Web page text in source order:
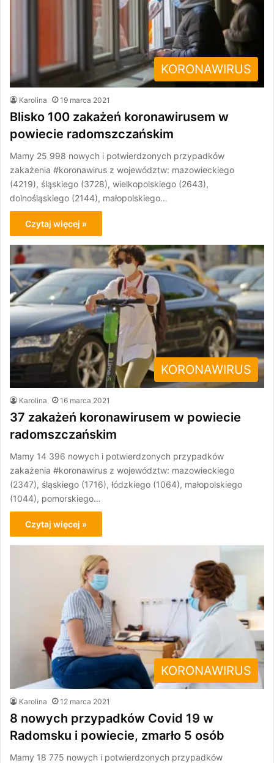
KORONAWIRUS
Karolina 19 marca 2021
Blisko 100 zakażeń koronawirusem w
powiecie radomszczańskim
Mamy 25 998 nowych i potwierdzonych przypadków
zakażenia #koronawirus z województw: mazowieckiego
(4219), śląskiego (3728), wielkopolskiego (2643),
dolnośląskiego (2144), małopolskiego…
Czytaj więcej »
KORONAWIRUS
Karolina 16 marca 2021
37 zakażeń koronawirusem w powiecie
radomszczańskim
Mamy 14 396 nowych i potwierdzonych przypadków
zakażenia #koronawirus z województw: mazowieckiego
(2347), śląskiego (1716), łódzkiego (1064), małopolskiego
(1044), pomorskiego…
Czytaj więcej »
KORONAWIRUS
Karolina 12 marca 2021
8 nowych przypadków Covid 19 w
Radomsku i powiecie, zmarło 5 osób
Mamy 18 775 nowych i potwierdzonych przypadków